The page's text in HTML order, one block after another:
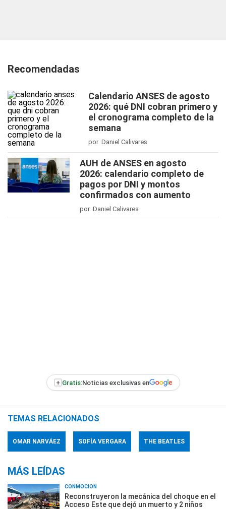
Recomendadas
Calendario ANSES de agosto
2026: qué DNI cobran primero y
el cronograma completo de la
semana
por Daniel Calivares
AUH de ANSES en agosto
2026: calendario completo de
pagos por DNI y montos
confirmados con aumento
por Daniel Calivares
+ Gratis:Noticias exclusivas en
TEMAS RELACIONADOS
OMAR NARVÁEZ SOFÍA VERGARA THE BEATLES
MÁS LEÍDAS
CONMOCIÓN
Reconstruyeron la mecánica del choque en el
Acceso Este que dejó un muerto y 2 niños